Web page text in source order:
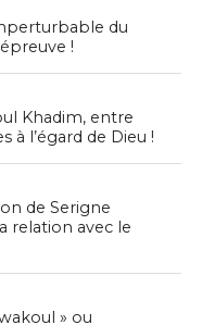
du
!
Khadim, entre
à l’égard de Dieu !
de Serigne
relation avec le
» ou